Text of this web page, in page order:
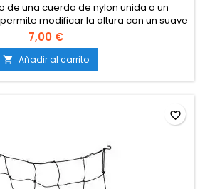
de una cuerda de nylon unida a un
modificar la altura con un suave
de carga es de 5 Kg, por lo que
con la mayoría de reflectores del
del hilo de nylon desplegado es de 110
cm.
7,00 €
 Añadir al carrito
favorite_border